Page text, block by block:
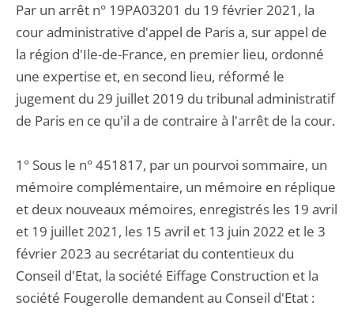
Par un arrêt n° 19PA03201 du 19 février 2021, la
cour administrative d'appel de Paris a, sur appel de
la région d'Ile-de-France, en premier lieu, ordonné
une expertise et, en second lieu, réformé le
jugement du 29 juillet 2019 du tribunal administratif
de Paris en ce qu'il a de contraire à l'arrêt de la cour.
1° Sous le n° 451817, par un pourvoi sommaire, un
mémoire complémentaire, un mémoire en réplique
et deux nouveaux mémoires, enregistrés les 19 avril
et 19 juillet 2021, les 15 avril et 13 juin 2022 et le 3
février 2023 au secrétariat du contentieux du
Conseil d'Etat, la société Eiffage Construction et la
société Fougerolle demandent au Conseil d'Etat :